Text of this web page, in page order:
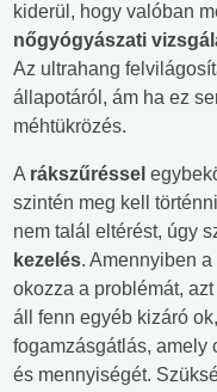
kiderül, hogy valóban
nőgyógyászati
Az ultrahang
állapotáról, ám ha ez
méhtükrözés.
A rákszűréssel
szintén meg kell
nem talál eltérést, úgy
kezelés. Amennyiben a
okozza a problémát,
áll fenn egyéb kizáró
fogamzásgátlás, amely
és mennyiségét.